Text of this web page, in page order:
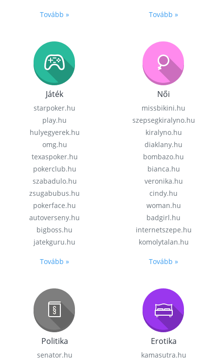
Tovább » Tovább »
Játék
starpoker.hu
play.hu
hulyegyerek.hu
omg.hu
texaspoker.hu
pokerclub.hu
szabadulo.hu
zsugabubus.hu
pokerface.hu
autoverseny.hu
bigboss.hu
jatekguru.hu
Tovább »
Női
missbikini.hu
szepsegkiralyno.hu
kiralyno.hu
diaklany.hu
bombazo.hu
bianca.hu
veronika.hu
cindy.hu
woman.hu
badgirl.hu
internetszepe.hu
komolytalan.hu
Tovább »
Politika
senator.hu
Erotika
kamasutra.hu